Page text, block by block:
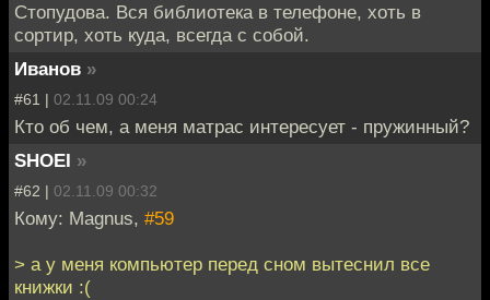
Стопудова. Вся библиотека в телефоне, хоть в
сортир, хоть куда, всегда с собой.
Иванов »
#61 | 02.11.09 00:24
Кто об чем, а меня матрас интересует - пружинный?
SHOEI »
#62 | 02.11.09 00:32
Кому: Magnus, #59
> а у меня компьютер перед сном вытеснил все
книжки :(